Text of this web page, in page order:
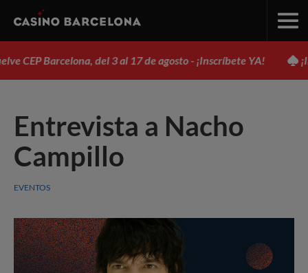
Barcelona, del 3 al 17 de agosto - ¡Inscríbete YA!
Entrevista a Nacho
Campillo
EVENTOS